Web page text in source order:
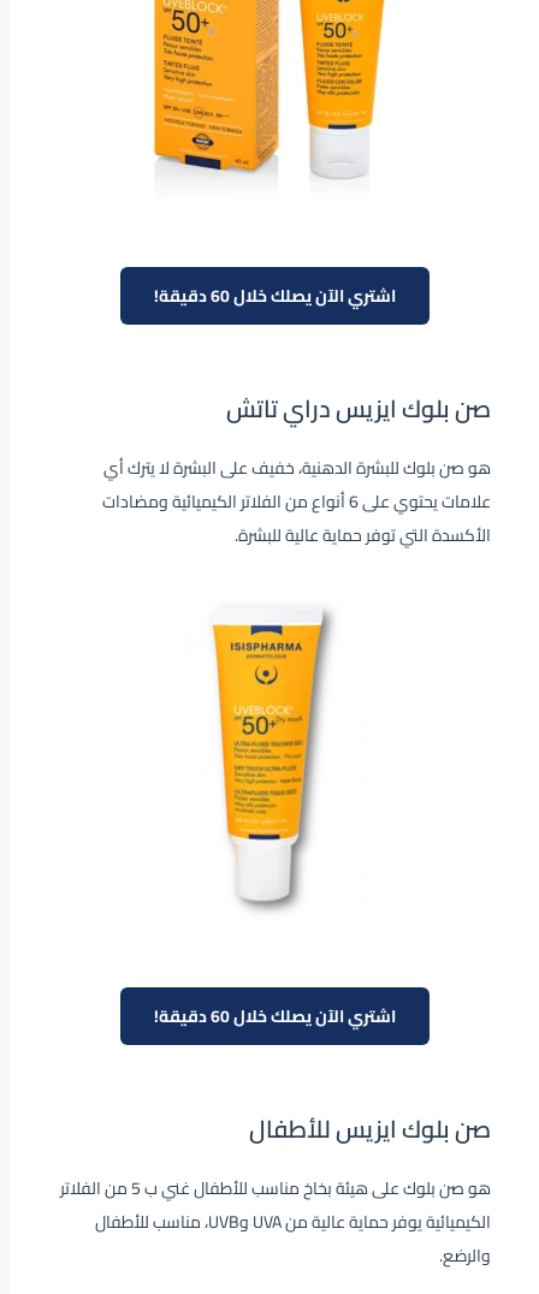
اشتري الآن يصلك خلال 60 دقيقة!
صن بلوك ايزيس دراي تاتش
هو صن بلوك للبشرة الدهنية، خفيف على البشرة لا يترك أي
علامات يحتوي على 6 أنواع من الفلاتر الكيميائية ومضادات
الأكسدة التي توفر حماية عالية للبشرة.
اشتري الآن يصلك خلال 60 دقيقة!
صن بلوك ايزيس للأطفال
هو صن بلوك على هيئة بخاخ مناسب للأطفال غني ب 5 من الفلاتر
الكيميائية يوفر حماية عالية من UVA وUVB، مناسب للأطفال
والرضع.